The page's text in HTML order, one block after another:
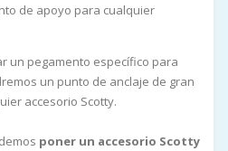
de apoyo para cualquier
un pegamento específico para
un punto de anclaje de gran
accesorio Scotty.
poner un accesorio Scotty